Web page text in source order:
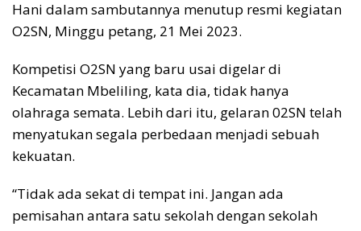
Hani dalam sambutannya menutup resmi kegiatan
O2SN, Minggu petang, 21 Mei 2023.
Kompetisi O2SN yang baru usai digelar di
Kecamatan Mbeliling, kata dia, tidak hanya
olahraga semata. Lebih dari itu, gelaran 02SN telah
menyatukan segala perbedaan menjadi sebuah
kekuatan.
“Tidak ada sekat di tempat ini. Jangan ada
pemisahan antara satu sekolah dengan sekolah